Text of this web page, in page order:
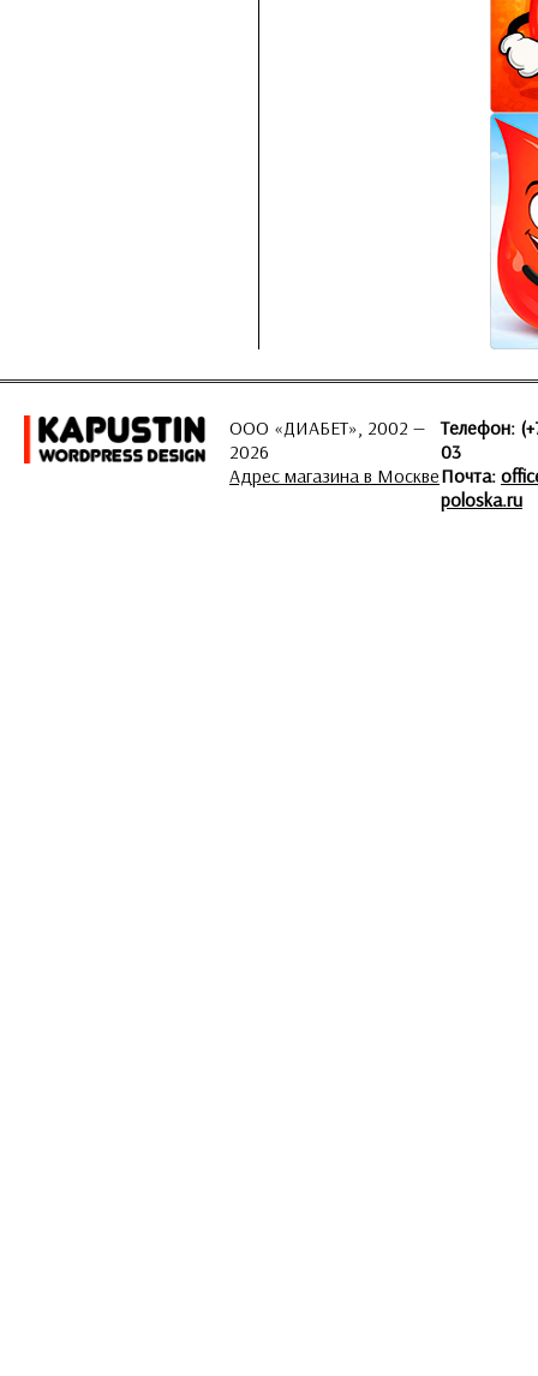
ООО «ДИАБЕТ», 2002 —
2026
Адрес магазина в Москве
Телефон:
03
Почта:
poloska.ru